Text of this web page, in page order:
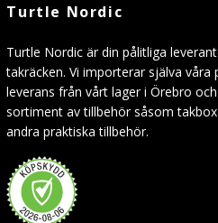
Turtle Nordic
Turtle Nordic är din pålitliga
takräcken. Vi importerar själva
leverans från vårt lager i Örebro
sortiment av tillbehör såsom
andra praktiska tillbehör.